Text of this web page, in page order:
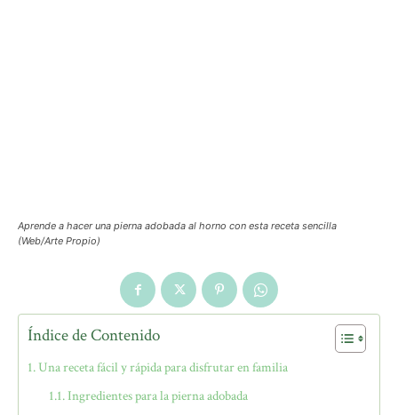
Aprende a hacer una pierna adobada al horno con esta receta sencilla
(Web/Arte Propio)
Índice de Contenido
Una receta fácil y rápida para disfrutar en familia
Ingredientes para la pierna adobada